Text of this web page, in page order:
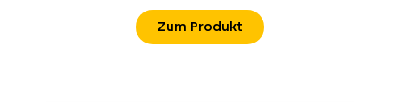
Zum Produkt